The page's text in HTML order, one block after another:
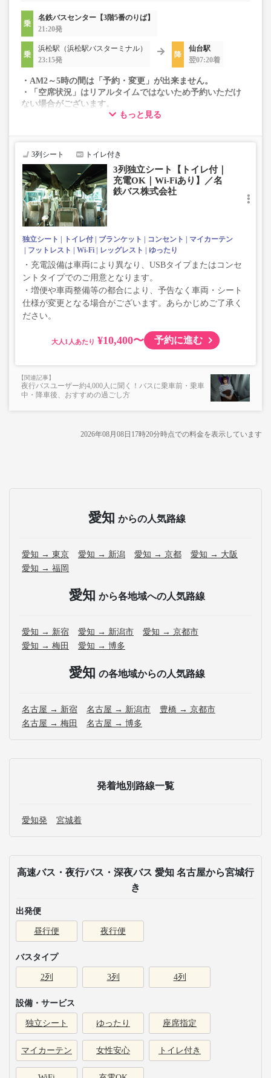
名鉄バスセンター【3階5番のりば】
21:20発
浜松駅（浜松駅バスターミナル）
23:15発
仙台駅
翌07:20着
・AM2～5時の間は「予約・変更」が出来ません。
・「空席状況」はリアルタイムではないため予約いただけ
ない場合がございます。
・変動運賃採用路線のため購入のタイミングで運賃が変動
・車両は予告なく変更となる場合がございます。これに伴
い、座席やシート設備が変更となる場合がございますの
もっと見る
3列シート トイレ付き
3列独立シート【トイレ付｜
充電OK｜Wi-Fiあり】／名
鉄バス株式会社
独立シート トイレ付 ブランケット コンセント
マイカーテン
フットレスト
Wi-Fi レッグレスト ゆったり
・充電設備は車両により異なり、USBタイプまたはコンセ
ントタイプでのご用意となります。
・増便や車両整備等の都合により、予告なく車両・シート
仕様が変更となる場合がございます。あらかじめご了承く
ださい。
大人 ¥10,400〜 予約に進む
夜行バスユーザー約4,000人に聞く！バスに乗車前・乗車
中・降車後、おすすめの過ごし方
2026年08月08日17時20分時点での料金を表示しています
愛知 からの人気路線
愛知 → 東京 愛知 → 新潟 愛知 → 京都
愛知 → 大阪
愛知 → 福岡
愛知 から各地域への人気路線
愛知 → 新宿 愛知 → 新潟市
愛知 → 京都市
愛知 → 梅田
愛知 → 博多
愛知 の各地域からの人気路線
名古屋 → 新宿 名古屋 → 新潟市
豊橋 → 京都市
名古屋 → 梅田
名古屋 → 博多
発着地別路線一覧
愛知発 宮城着
高速バス・夜行バス・深夜バス 愛知 名古屋から宮城行
き
出発便
昼行便 夜行便
バスタイプ
2列 3列 4列
設備・サービス
独立シート ゆったり 座席指定
マイカーテン 女性安心 トイレ付き